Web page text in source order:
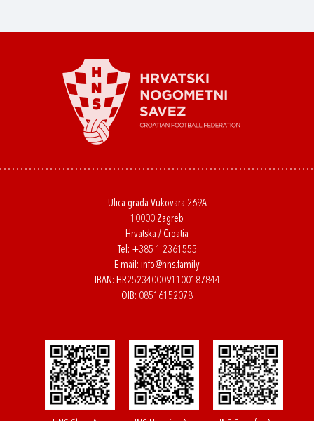
Ulica grada Vukovara 269A
10000 Zagreb
Hrvatska / Croatia
Tel: +385 1 2361555
E-mail: info@hns.family
IBAN: HR2523400091100187844
OIB: 08516152078